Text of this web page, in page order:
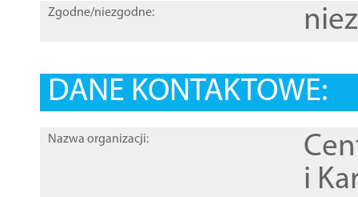
Zgodne/niezgodne:
DANE KONTAKTOWE:
Nazwa organizacji:
i